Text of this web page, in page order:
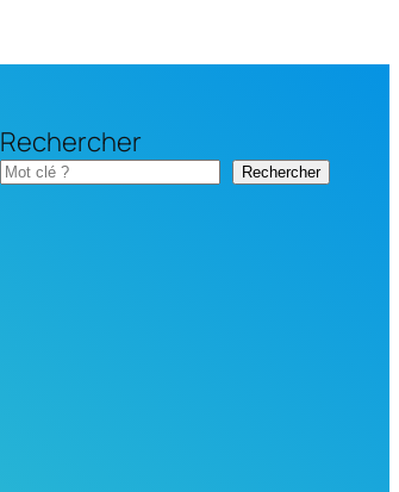
Rechercher
Rechercher